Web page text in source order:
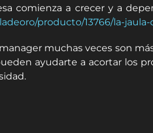
comienza a crecer y a
producto/13766/la-
muchas veces son
ayudarte a acortar los